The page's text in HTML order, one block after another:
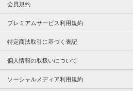
会員規約
プレミアムサービス利用規約
特定商法取引に基づく表記
個人情報の取扱いについて
ソーシャルメディア利用規約